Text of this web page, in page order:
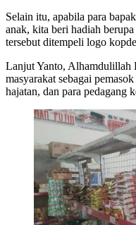
Selain itu, apabila para
anak, kita beri hadiah
tersebut ditempeli logo
Lanjut Yanto, Alhamdulillah
masyarakat sebagai
hajatan, dan para pedagang